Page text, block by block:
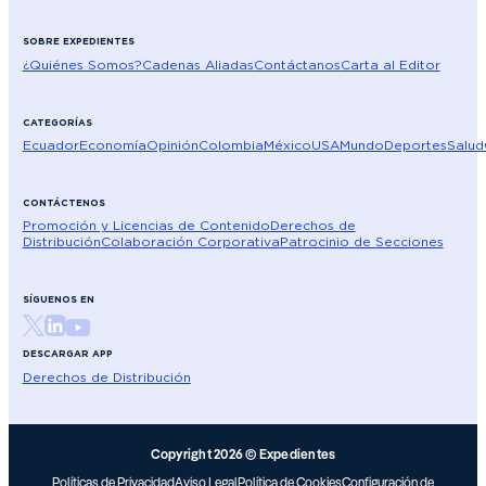
SOBRE EXPEDIENTES
¿Quiénes Somos?Cadenas AliadasContáctanosCarta al Editor
CATEGORÍAS
EcuadorEconomíaOpiniónColombiaMéxicoUSAMundoDeportesSalud
CONTÁCTENOS
Promoción y Licencias de ContenidoDerechos de
DistribuciónColaboración CorporativaPatrocinio de Secciones
SÍGUENOS EN
DESCARGAR APP
Derechos de Distribución
Copyright 2026 © Expedientes
Políticas de PrivacidadAviso LegalPolítica de CookiesConfiguración de